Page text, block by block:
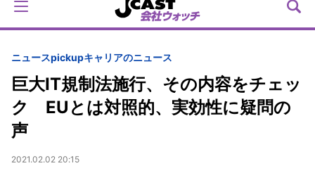
ニュースpickupキャリアのニュース
巨大IT規制法施行、その内容をチェッ
ク EUとは対照的、実効性に疑問の
声
2021.02.02 20:15